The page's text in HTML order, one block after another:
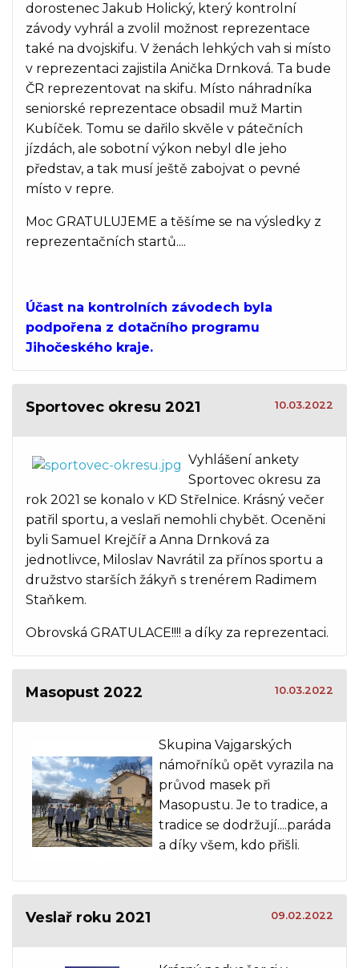
dorostenec Jakub Holický, který kontrolní
závody vyhrál a zvolil možnost reprezentace
také na dvojskifu. V ženách lehkých vah si místo
v reprezentaci zajistila Anička Drnková. Ta bude
ČR reprezentovat na skifu. Místo náhradníka
seniorské reprezentace obsadil muž Martin
Kubíček. Tomu se dařilo skvěle v pátečních
jízdách, ale sobotní výkon nebyl dle jeho
představ, a tak musí ještě zabojvat o pevné
místo v repre.
Moc GRATULUJEME a těšíme se na výsledky z
reprezentačních startů....
Účast na kontrolních závodech byla
podpořena z dotačního programu
Jihočeského kraje.
Sportovec okresu 2021 10.03.2022
Vyhlášení ankety
Sportovec okresu za
rok 2021 se konalo v KD Střelnice. Krásný večer
patřil sportu, a veslaři nemohli chybět. Oceněni
byli Samuel Krejčíř a Anna Drnková za
jednotlivce, Miloslav Navrátil za přínos sportu a
družstvo starších žákyň s trenérem Radimem
Staňkem.
Obrovská GRATULACE!!!! a díky za reprezentaci.
Masopust 2022 10.03.2022
Skupina Vajgarských
námořníků opět vyrazila na
průvod masek při
Masopustu. Je to tradice, a
tradice se dodržují....paráda
a díky všem, kdo přišli.
Veslař roku 2021 09.02.2022